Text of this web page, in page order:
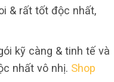
& rất tốt độc nhất,
kỹ càng & tinh tế và
nhất vô nhị. Shop